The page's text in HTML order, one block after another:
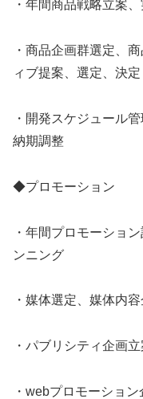
・年間商品戦略立案
・商品企画群選定、
ィブ提案、選定、決定
・開発スケジュール
納期調整
◆プロモーション
・年間プロモーショ
ンニング
・媒体選定、媒体内
・パブリシティ企画
・webプロモーショ